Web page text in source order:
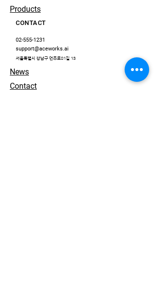
Products
CONTACT
02-555-1231
support@aceworks.ai
서울특별시 강남구 언주로81길 13
News
Contact